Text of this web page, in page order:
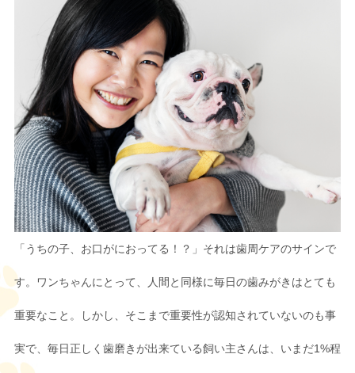
「うちの子、お口がにおってる！？」それは歯周ケアのサインで
す。ワンちゃんにとって、人間と同様に毎日の歯みがきはとても
重要なこと。しかし、そこまで重要性が認知されていないのも事
実で、毎日正しく歯磨きが出来ている飼い主さんは、いまだ1%程